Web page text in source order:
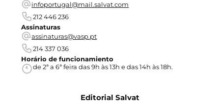
infoportugal@mail.salvat.com
212 446 236
Assinaturas
assinaturas@vasp.pt
214 337 036
Horário de funcionamiento
de 2ª a 6ª feira das 9h às 13h e das 14h às 18h.
Editorial Salvat